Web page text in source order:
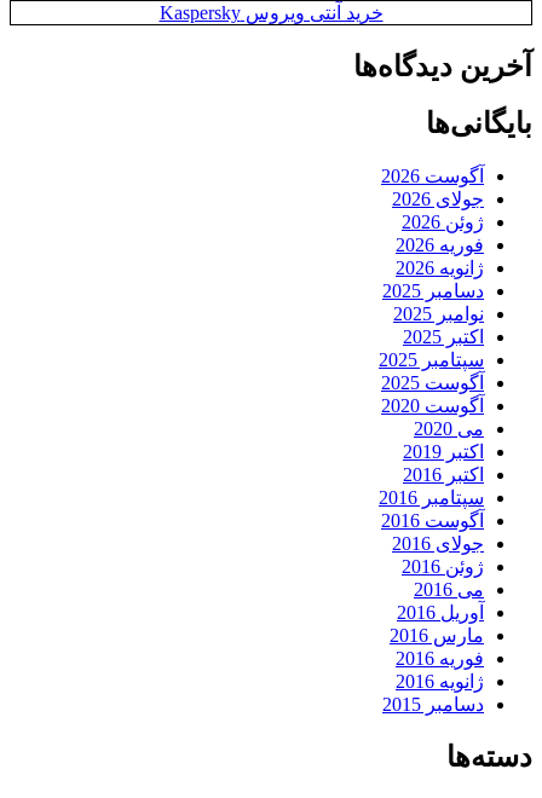
خرید آنتی ویروس Kaspersky
آخرین دیدگاه‌ها
بایگانی‌ها
آگوست 2026
جولای 2026
ژوئن 2026
فوریه 2026
ژانویه 2026
دسامبر 2025
نوامبر 2025
اکتبر 2025
سپتامبر 2025
آگوست 2025
آگوست 2020
می 2020
اکتبر 2019
اکتبر 2016
سپتامبر 2016
آگوست 2016
جولای 2016
ژوئن 2016
می 2016
آوریل 2016
مارس 2016
فوریه 2016
ژانویه 2016
دسامبر 2015
دسته‌ها